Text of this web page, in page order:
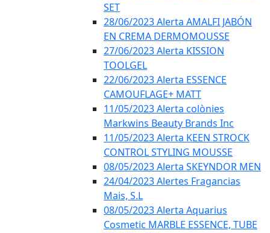
SET
28/06/2023 Alerta AMALFI JABÓN
EN CREMA DERMOMOUSSE
27/06/2023 Alerta KISSION
TOOLGEL
22/06/2023 Alerta ESSENCE
CAMOUFLAGE+ MATT
11/05/2023 Alerta colònies
Markwins Beauty Brands Inc
11/05/2023 Alerta KEEN STROCK
CONTROL STYLING MOUSSE
08/05/2023 Alerta SKEYNDOR MEN
24/04/2023 Alertes Fragancias
Mais, S.L
08/05/2023 Alerta Aquarius
Cosmetic MARBLE ESSENCE, TUBE